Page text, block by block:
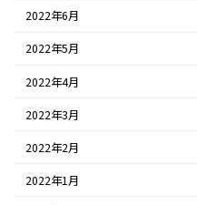
2022年6月
2022年5月
2022年4月
2022年3月
2022年2月
2022年1月